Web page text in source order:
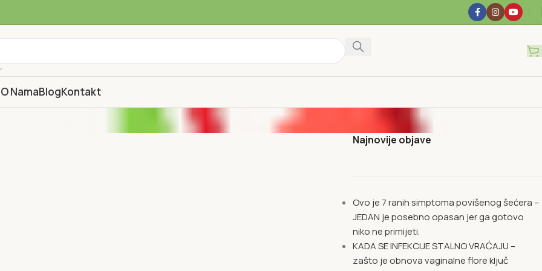
O NamaBlogKontakt
Najnovije objave
Ovo je 7 ranih simptoma povišenog šećera –
JEDAN je posebno opasan jer ga gotovo
niko ne primijeti.
KADA SE INFEKCIJE STALNO VRAĆAJU –
zašto je obnova vaginalne flore ključ